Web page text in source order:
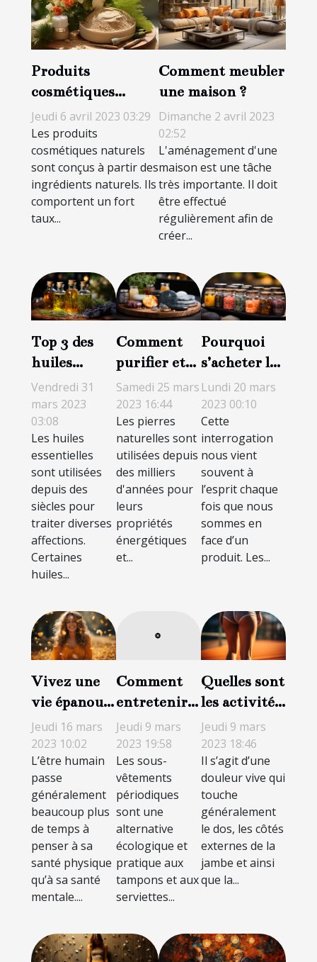
Produits
cosmétiques
naturels : les
incontournable
pour la peau
Jeudi 6 avril 2023 03:29
Les produits
cosmétiques naturels
sont conçus à partir des
ingrédients naturels. Ils
comportent un fort
taux...
Comment meubler
une maison ?
Dimanche 2 avril 2023
02:52
L'aménagement d'une
maison est une tâche
très importante. Il doit
être effectué
régulièrement afin de
créer...
Top 3 des
huiles
essentielles
les plus
efficaces
Vendredi 31
mars 2023
03:08
Les huiles
essentielles
sont utilisées
depuis des
siècles pour
traiter diverses
affections.
Certaines
huiles...
Comment
purifier et
recharger
une pierre
naturelle ?
Samedi 25 mars
2023 16:44
Les pierres
naturelles sont
utilisées depuis
des milliers
d'années pour
leurs
propriétés
énergétiques
et...
Pourquoi
s’acheter les
résines de
CBD en
ligne ?
Lundi 20 mars
2023 00:10
Cette
interrogation
nous vient
souvent à
l’esprit chaque
fois que nous
sommes en
face d’un
produit. Les...
Vivez une
vie épanouie
avec moins
de stress et
de
dépression :
Découvrez
les aptitudes
à adopter
pour avoir
une bonne
santé
Jeudi 16 mars
2023 10:02
L’être humain
passe
généralement
beaucoup plus
de temps à
penser à sa
santé physique
qu’à sa santé
mentale....
Comment
entretenir
sa culotte
menstruelle
?
Jeudi 9 mars
2023 19:58
Les sous-
vêtements
périodiques
sont une
alternative
écologique et
pratique aux
tampons et aux
serviettes...
Quelles sont
les activités
sportives à
faire et à
éviter en cas
de sciatique
?
Jeudi 9 mars
2023 18:46
Il s’agit d’une
douleur vive qui
touche
généralement
le dos, les côtés
externes de la
jambe et ainsi
que la...